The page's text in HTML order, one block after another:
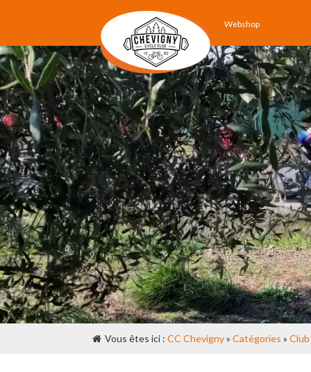
Webshop
Vous êtes ici : CC Chevigny» Catégories » Club